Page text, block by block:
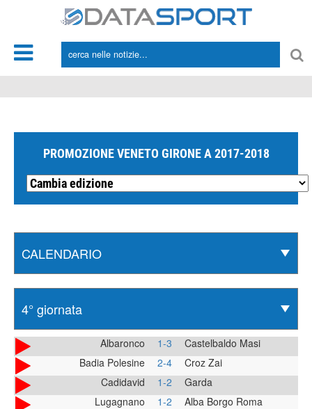
PROMOZIONE VENETO GIRONE A 2017-2018
Albaronco 1-3
Castelbaldo Masi
Badia Polesine
2-4
Croz Zai
Cadidavid
1-2
Garda
Lugagnano
1-2
Alba Borgo Roma